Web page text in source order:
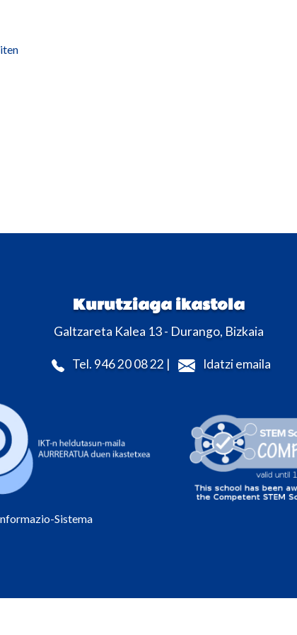
Kurutziaga ikastola
Galtzareta Kalea 13 - Durango, Bizkaia
Tel. 946 20 08 22 | Idatzi emaila
Sistema